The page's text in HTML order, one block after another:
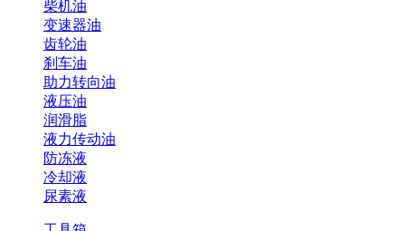
柴机油
变速器油
齿轮油
刹车油
助力转向油
液压油
润滑脂
液力传动油
防冻液
冷却液
尿素液